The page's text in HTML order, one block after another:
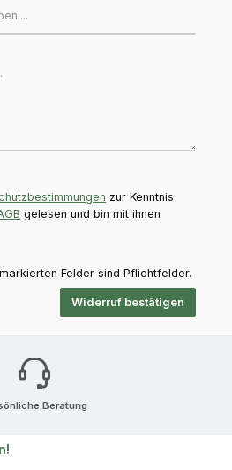
zur Kenntnis
gelesen und bin mit ihnen
Felder sind Pflichtfelder.
Widerruf bestätigen
Beratung